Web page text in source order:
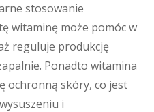
stosowanie
witaminę może pomóc w
reguluje produkcję
Ponadto witamina
ochronną skóry, co jest
i